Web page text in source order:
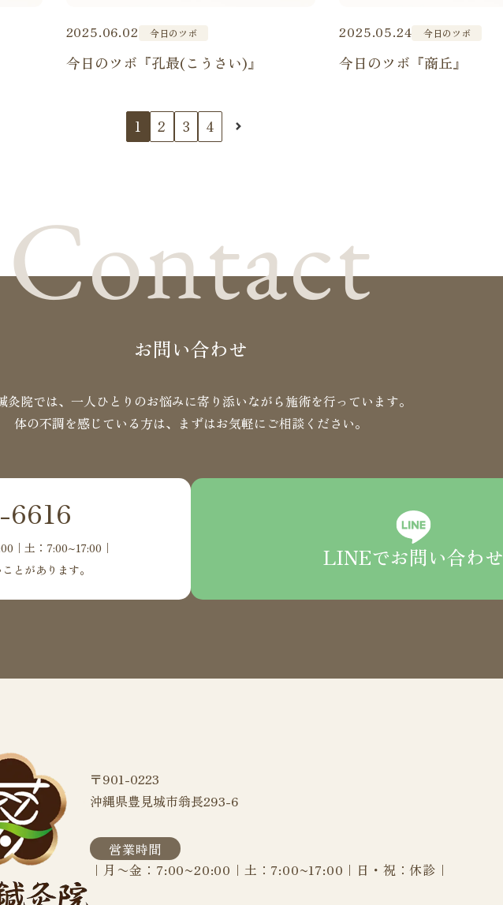
2025.06.02 今日のツボ
今日のツボ『孔最(こうさい)』
2025.05.24 今日のツボ
今日のツボ『商丘』
1 2 3 4
Contact
お問い合わせ
灸院では、一人ひとりのお悩みに寄り添いながら施術を行っています。
体の不調を感じている方は、 まずはお気軽にご相談ください。
6616
｜土：7:00~17:00｜
とがあります。
LINEでお問い合わせ
〒901-0223
沖縄県豊見城市翁長293-6
営業時間
｜月〜金：7:00~20:00｜土：7:00~17:00｜ 日・祝：休診｜